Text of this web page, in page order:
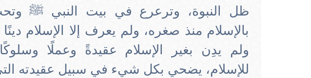
ظل النبوة، وترعرع في بيت النبي ﷺ
بالإسلام منذ صغره، ولم يعرف إلا الإسلام دينًا
ولم يدِن بغير الإسلام عقيدةً وعملًا
للإسلام، يضحي بكل شيء في سبيل عقيدته